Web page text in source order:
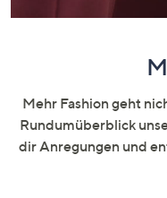
anzuzeigen.
Mehr Fashion geht
Rundumüberblick
dir Anregungen und